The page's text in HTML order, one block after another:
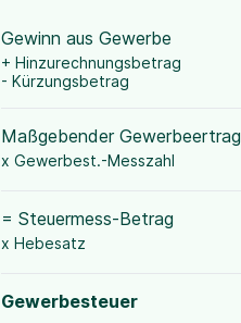
Gewinn aus Gewerbe
+ Hinzurechnungsbetrag
- Kürzungsbetrag
Maßgebender Gewerbeertrag
x Gewerbest.-Messzahl
= Steuermess-Betrag
x Hebesatz
Gewerbesteuer